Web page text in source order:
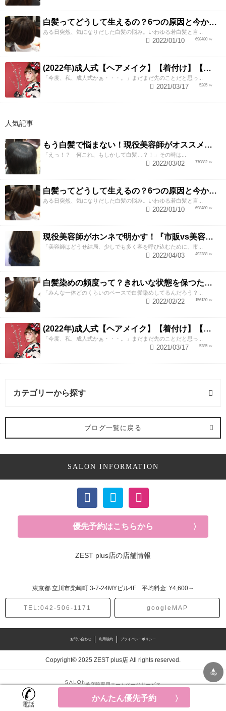
白髪ってどうして生えるの？6つの原因と今からでも遅くない対策法
ある日突然、気になりだした白髪の悩み。いわゆる若白髪と言...
698480
2022/01/10
(2022年)成人式【ヘアメイク】【着付け】【振袖レンタル】【撮影】全部出来ちゃう美容室ZESTが送る成人式あるある3大失敗例とおすすめプラン
「今度、私、成人式かぁ・・・。」まだまだ先のことだと思っ...
5285
2021/03/17
人気記事
もう白髪で悩まない！現役美容師がオススメする白髪染め5つのポイント
「えっ！？ 何これ、もしかして白髪…？！」その時は...
770882
2022/03/02
白髪ってどうして生えるの？6つの原因と今からでも遅くない対策法
ある日突然、気になりだした白髪の悩み。いわゆる若白髪と言...
698480
2022/01/10
現役美容師がホンネで明かす！『市販vs美容室』白髪染め3つの違いとは？
「美容師はどうせ結局、少しでも多く客を呼び込むために、市...
492288
2022/04/03
白髪染めの頻度って？きれいな状態を保つための染めるペース
「みんな一体どのくらいのペースで白髪染めしてるんだろう？...
156130
2022/02/22
(2022年)成人式【ヘアメイク】【着付け】【振袖レンタル】【撮影】全部出来ちゃう美容室ZESTが送る成人式あるある3大失敗例とおすすめプラン
「今度、私、成人式かぁ・・・。」まだまだ先のことだと思っ...
5285
2021/03/17
カテゴリーから探す
カラー・ヘアカラー (4記事)
ブログ一覧に戻る
SALON INFORMATION
優先予約はこちらから
ZEST plus店の店舗情報
東京都 立川市柴崎町 3-7-24MYビル4F 平均料金: ¥4,600～
TEL:042-506-1171 googleMAP
お問い合わせ 利用規約 プライバシーポリシー
Copyright© 2025 ZEST plus店 All rights reserved.
美容院専用ホームページサービス
▲
top
電話
かんたん優先予約
電話
かんたん優先予約